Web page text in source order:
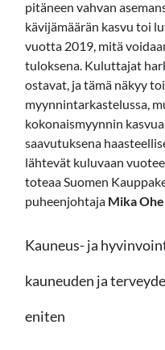
pitäneen vahvan
kävijämäärän kasvu toi
vuotta 2019, mitä
tuloksena. Kuluttajat
ostavat, ja tämä näkyy
myynnintarkastelussa,
kokonaismyynnin
saavutuksena
lähtevät kuluvaan
toteaa Suomen
puheenjohtaja Mika
Kauneus- ja
kauneuden ja
eniten